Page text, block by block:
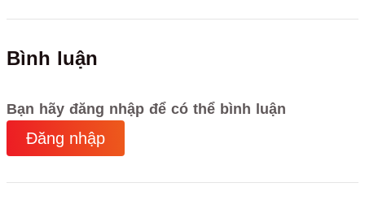
Bình luận
Bạn hãy đăng nhập để có thể bình luận
Đăng nhập